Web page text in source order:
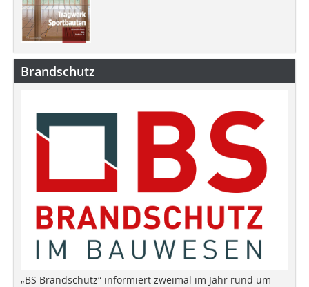
Brandschutz
„BS Brandschutz“ informiert zweimal im Jahr rund um